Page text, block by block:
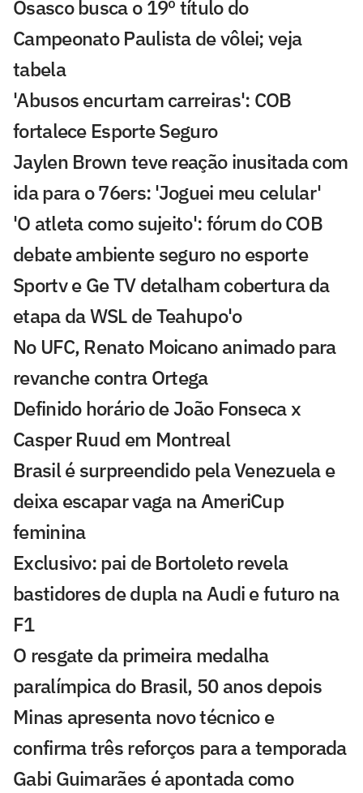
Osasco busca o 19º título do
Campeonato Paulista de vôlei; veja
tabela
'Abusos encurtam carreiras': COB
fortalece Esporte Seguro
Jaylen Brown teve reação inusitada com
ida para o 76ers: 'Joguei meu celular'
'O atleta como sujeito': fórum do COB
debate ambiente seguro no esporte
Sportv e Ge TV detalham cobertura da
etapa da WSL de Teahupo'o
No UFC, Renato Moicano animado para
revanche contra Ortega
Definido horário de João Fonseca x
Casper Ruud em Montreal
Brasil é surpreendido pela Venezuela e
deixa escapar vaga na AmeriCup
feminina
Exclusivo: pai de Bortoleto revela
bastidores de dupla na Audi e futuro na
F1
O resgate da primeira medalha
paralímpica do Brasil, 50 anos depois
Minas apresenta novo técnico e
confirma três reforços para a temporada
Gabi Guimarães é apontada como